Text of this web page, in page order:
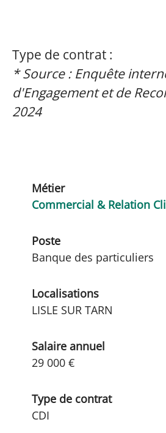
Type de contrat :
* Source : Enquête
d'Engagement et de
2024
Métier
Commercial & Relation
Poste
Banque des particuliers
Localisations
LISLE SUR TARN
Salaire annuel
29 000 €
Type de contrat
CDI